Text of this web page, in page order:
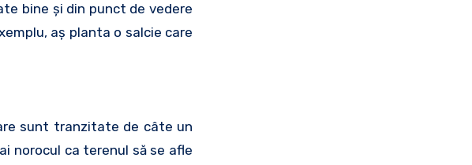
bine şi din punct de vedere
aş planta o salcie care
sunt tranzitate de câte un
norocul ca terenul să se afle